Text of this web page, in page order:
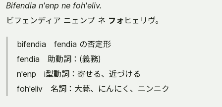
Bifendia n'enp ne foh'eliv.
ビフェンディア ニェンプ ネ フォ ヒェリヴ。
bifendia fendia の否定形
fendia 助動詞：(義務)
n'enp i型動詞：寄せる、近づける
foh'eliv 名詞：大蒜、にんにく、ニンニク